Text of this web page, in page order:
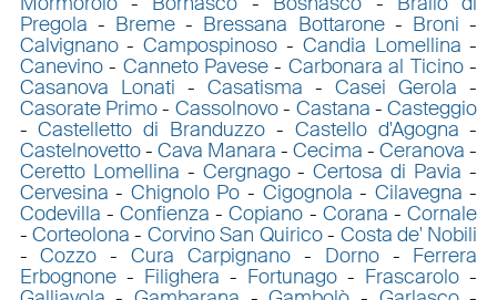
Pregola - Breme - Bressana Bottarone- Broni -
Calvignano-Campospinoso - Candia Lomellina -
Canevino- Canneto Pavese - Carbonara al Ticino-
Casanova Lonati - Casatisma -Casei Gerola -
Casorate Primo- Cassolnovo- Castana -Casteggio
-Castelletto di Branduzzo - Castello d'Agogna -
Castelnovetto- Cava Manara -Cecima -Ceranova -
Ceretto Lomellina - Cergnago-Certosa di Pavia -
Cervesina - Chignolo Po - Cigognola - Cilavegna -
Codevilla -Confienza -Copiano - Corana -Cornale
- Corteolona - Corvino San Quirico- Costa de' Nobili
-Cozzo -Cura Carpignano- Dorno- Ferrera
Erbognone- Filighera - Fortunago - Frascarolo -